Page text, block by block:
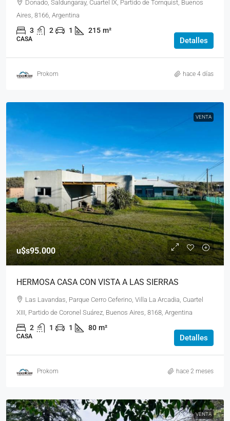
Donado, Saldungaray, Cuartel IX, Partido de Tornquist, Buenos
Aires, 8166, Argentina
3 2 1 215 m²
CASA Detalles
Prokom hace 4 días
VENTA
u$s95.000
HERMOSA CASA CON VISTA A LAS SIERRAS
Las Lavandas, Parque Cerro Ceferino, Villa La Arcadia, Cuartel
XIII, Partido de Coronel Suárez, Buenos Aires, 8168, Argentina
2 1 1 80 m²
CASA Detalles
Prokom hace 2 meses
VENTA